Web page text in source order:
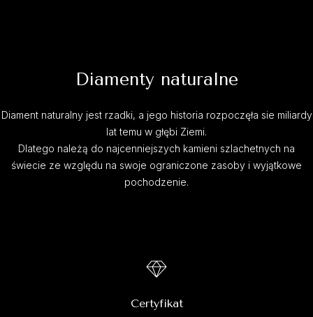
Diamenty naturalne
Diament naturalny jest rzadki, a jego historia rozpoczęła sie miliardy
lat temu w głębi Ziemi.
Dlatego należą do najcenniejszych kamieni szlachetnych na
świecie ze względu na swoje ograniczone zasoby i wyjątkowe
pochodzenie.
Certyfikat